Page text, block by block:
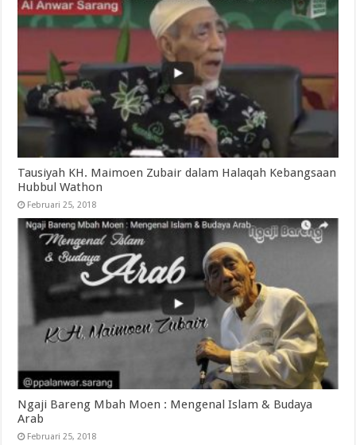
Tausiyah KH. Maimoen Zubair dalam Halaqah Kebangsaan
Hubbul Wathon
Februari 25, 2018
Ngaji Bareng Mbah Moen : Mengenal Islam & Budaya
Arab
Februari 25, 2018